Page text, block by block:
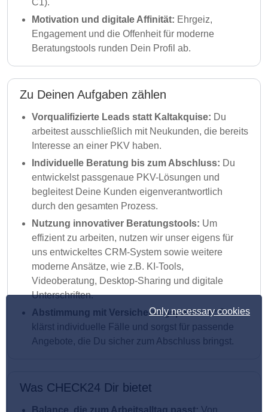
Only necessary cookies
C1).
Motivation und digitale Affinität: Ehrgeiz,
Engagement und die Offenheit für moderne
Beratungstools runden Dein Profil ab.
Zu Deinen Aufgaben zählen
Vorqualifizierte Leads statt Kaltakquise: Du
arbeitest ausschließlich mit Neukunden, die bereits
Interesse an einer PKV haben.
Individuelle Beratung bis zum Abschluss: Du
entwickelst passgenaue PKV-Lösungen und
begleitest Deine Kunden eigenverantwortlich
durch den gesamten Prozess.
Nutzung innovativer Beratungstools: Um
effizient zu arbeiten, nutzen wir unser eigens für
uns entwickeltes CRM-System sowie weitere
moderne Ansätze, wie z.B. KI-Tools,
Videoberatung, Desktop-Sharing und digitale
Unterschriften.
Abstimmung mit Versicherungspartnern:Du
klärst individuelle Fälle und sorgst für passende
Angebote, die Du sicher zum Abschluss bringst.
Was CHECK24 Dir bietet
Balance, die zum Arbeitsalltag passt: Von